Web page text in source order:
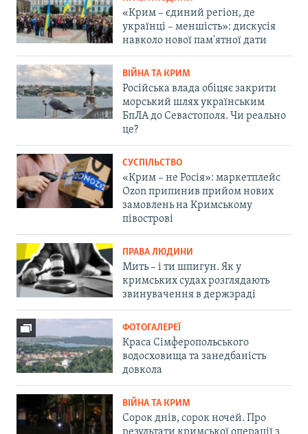
«Крим – єдиний регіон, де
українці – меншість»: дискусія
навколо нової пам'ятної дати
ВІЙНА ТА КРИМ
Російська влада обіцяє закрити
морський шлях українським
БпЛА до Севастополя. Чи реально
це?
СУСПІЛЬСТВО
«Крим – не Росія»: маркетплейс
Ozon припинив прийом нових
замовлень на Кримському
півострові
ПРАВА ЛЮДИНИ
Мить – і ти шпигун. Як у
кримських судах розглядають
звинувачення в держзраді
ФОТОГАЛЕРЕЇ
Краса Сімферопольського
водосховища та занедбаність
довкола
ВІЙНА ТА КРИМ
Сорок днів, сорок ночей. Про